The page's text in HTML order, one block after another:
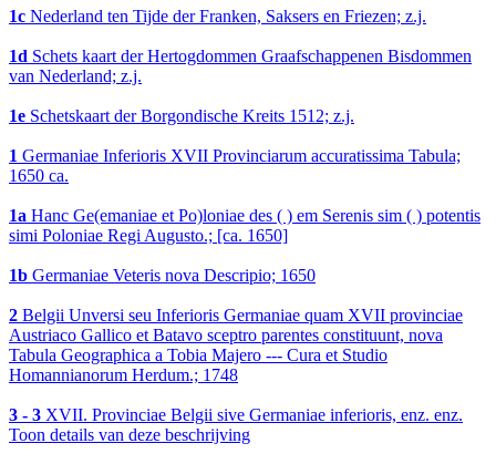
1c Nederland ten Tijde der Franken, Saksers en Friezen; z.j.
1d Schets kaart der Hertogdommen Graafschappenen Bisdommen
van Nederland; z.j.
1e Schetskaart der Borgondische Kreits 1512; z.j.
1 Germaniae Inferioris XVII Provinciarum accuratissima Tabula;
1650 ca.
1a Hanc Ge(emaniae et Po)loniae des ( ) em Serenis sim ( ) potentis
simi Poloniae Regi Augusto.; [ca. 1650]
1b Germaniae Veteris nova Descripio; 1650
2 Belgii Unversi seu Inferioris Germaniae quam XVII provinciae
Austriaco Gallico et Batavo sceptro parentes constituunt, nova
Tabula Geographica a Tobia Majero --- Cura et Studio
Homannianorum Herdum.; 1748
3 - 3 XVII. Provinciae Belgii sive Germaniae inferioris, enz. enz.
Toon details van deze beschrijving